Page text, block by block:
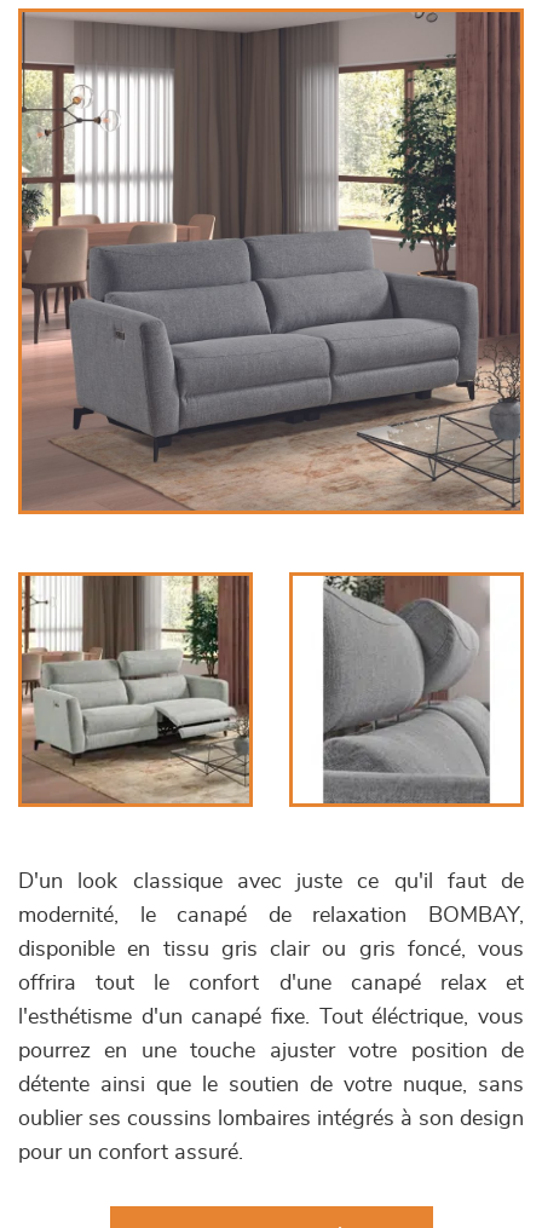
D'un look classique avec juste ce qu'il faut de
modernité, le canapé de relaxation BOMBAY,
disponible en tissu gris clair ou gris foncé, vous
offrira tout le confort d'une canapé relax et
l'esthétisme d'un canapé fixe. Tout éléctrique, vous
pourrez en une touche ajuster votre position de
détente ainsi que le soutien de votre nuque, sans
oublier ses coussins lombaires intégrés à son design
pour un confort assuré.